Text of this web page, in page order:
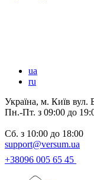
ua
ru
Україна, м. Київ вул.
Пн.-Пт. з 09:00 до
Сб. з 10:00 до 18:00
support@versum.ua
+38096 005 65 45